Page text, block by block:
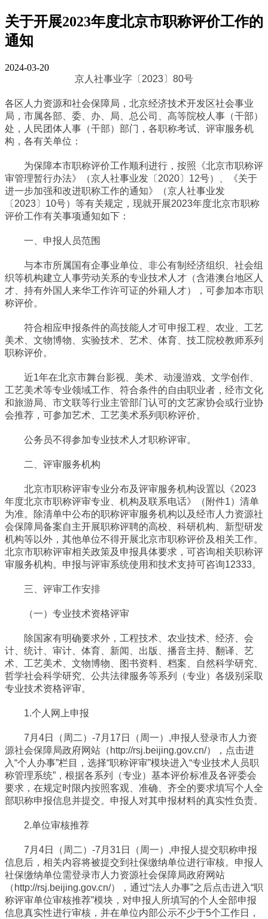
关于开展2023年度北京市职称评价工作的
通知
2024-03-20
京人社事业字〔2023〕80号
各区人力资源和社会保障局，北京经济技术开发区社会事业
局，市属各部、委、办、局、总公司、高等院校人事（干部）
处，人民团体人事（干部）部门，各职称考试、评审服务机
构，各有关单位：
为保障本市职称评价工作顺利进行，按照《北京市职称评
审管理暂行办法》（京人社事业发〔2020〕12号）、《关于
进一步加强和改进职称工作的通知》（京人社事业发
〔2023〕10号）等有关规定，现就开展2023年度北京市职称
评价工作有关事项通知如下：
一、申报人员范围
与本市所属国有企事业单位、非公有制经济组织、社会组
织等机构建立人事劳动关系的专业技术人才（含港澳台地区人
才、持有外国人来华工作许可证的外籍人才），可参加本市职
称评价。
符合相应申报条件的高技能人才可申报工程、农业、工艺
美术、文物博物、实验技术、艺术、体育、技工院校教师系列
职称评价。
近1年在北京市舞台影视、美术、动漫游戏、文学创作、
工艺美术等专业领域工作、符合条件的自由职业者，经市文化
和旅游局、市文联等行业主管部门认可的文艺家协会或行业协
会推荐，可参加艺术、工艺美术系列职称评价。
公务员不得参加专业技术人才职称评审。
二、评审服务机构
北京市职称评审专业分布及评审服务机构设置以《2023
年度北京市职称评审专业、机构及联系电话》（附件1）清单
为准。除清单中公布的职称评审服务机构以及经市人力资源社
会保障局备案自主开展职称评聘的高校、科研机构、新型研发
机构等以外，其他单位不得开展北京市职称评价及相关工作。
北京市职称评审相关政策及申报具体要求，可咨询相关职称评
审服务机构。申报与评审系统使用和技术支持可咨询12333。
三、评审工作安排
（一）专业技术资格评审
除国家有明确要求外，工程技术、农业技术、经济、会
计、统计、审计、体育、新闻、出版、播音主持、翻译、艺
术、工艺美术、文物博物、图书资料、档案、自然科学研究、
哲学社会科学研究、公共法律服务等系列（专业）各级别采取
专业技术资格评审。
1.个人网上申报
7月4日（周二）-7月17日（周一）,申报人登录市人力资
源社会保障局政府网站（http://rsj.beijing.gov.cn/），点击进
入“个人办事”栏目，选择“职称评审”模块进入“专业技术人员职
称管理系统”，根据各系列（专业）基本评价标准及各评委会
要求，在规定时限内按照客观、准确、齐全的要求填写个人全
部职称申报信息并提交。申报人对其申报材料的真实性负责。
2.单位审核推荐
7月4日（周二）-7月31日（周一）,申报人提交职称申报
信息后，相关内容将被提交到社保缴纳单位进行审核。申报人
社保缴纳单位需登录市人力资源社会保障局政府网站
（http://rsj.beijing.gov.cn/），通过“法人办事”之后点击进入“职
称评审单位审核推荐”模块，对申报人所填写的个人全部申报
信息真实性进行审核，并在单位内部公示不少于5个工作日，